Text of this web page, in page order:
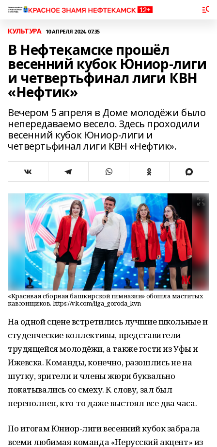
КУЛЬТУРА 10 АПРЕЛЯ 2024, 07:35
В Нефтекамске прошёл
весенний кубок Юниор-лиги
и четвертьфинал лиги КВН
«Нефтик»
Вечером 5 апреля в Доме молодёжи было
непередаваемо весело. Здесь проходили
весенний кубок Юниор-лиги и
четвертьфинал лиги КВН «Нефтик».
«Красивая сборная башкирской гимназии» обошла маститых
кавээнщиков. https://vk.com/liga_goroda_kvn
На одной сцене встретились лучшие школьные и
студенческие коллективы, представители
трудящейся молодёжи, а также гости из Уфы и
Ижевска. Команды, конечно, разошлись не на
шутку, зрители и члены жюри буквально
покатывались со смеху. К слову, зал был
переполнен, кто-то даже выстоял все два часа.
По итогам Юниор-лиги весенний кубок забрала
всеми любимая команда «Нерусский акцент» из